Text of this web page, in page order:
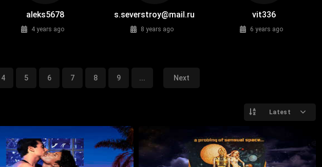
aleks5678
4 years ago
s.severstroy@mail.ru
8 years ago
vit336
6 years ago
4 5 6 7 8 9 ... Next
Latest